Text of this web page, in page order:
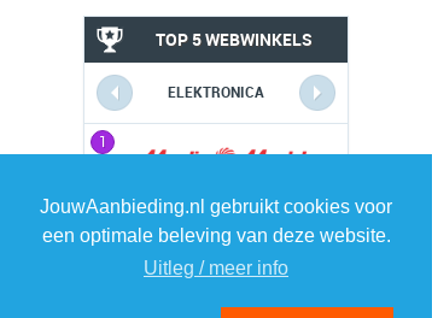
JouwAanbieding.nl gebruikt cookies voor
een optimale beleving van deze website.
Uitleg / meer info
TOP 5 WEBWINKELS
ELEKTRONICA
1
2 2